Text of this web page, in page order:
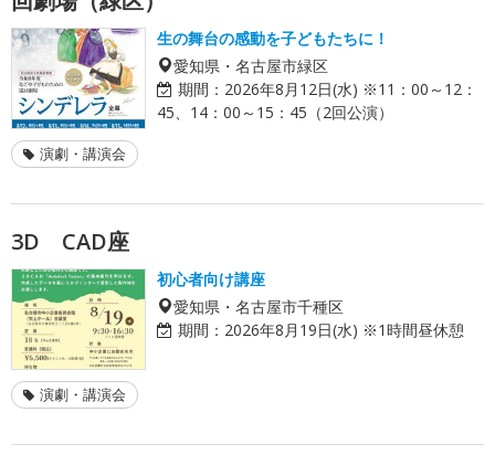
生の舞台の感動を子どもたちに！
愛知県・名古屋市緑区
期間： 2026年8月12日(水) ※11：00～12：
45、14：00～15：45（2回公演）
演劇・講演会
3D CAD座
初心者向け講座
愛知県・名古屋市千種区
期間： 2026年8月19日(水) ※1時間昼休憩
演劇・講演会